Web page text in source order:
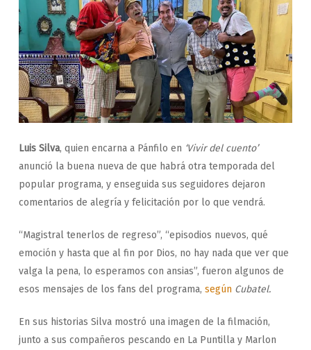
Luis Silva, quien encarna a Pánfilo en ‘Vivir del cuento’
anunció la buena nueva de que habrá otra temporada del
popular programa, y enseguida sus seguidores dejaron
comentarios de alegría y felicitación por lo que vendrá.
“Magistral tenerlos de regreso”, “episodios nuevos, qué
emoción y hasta que al fin por Dios, no hay nada que ver que
valga la pena, lo esperamos con ansias”, fueron algunos de
esos mensajes de los fans del programa, según Cubatel.
En sus historias Silva mostró una imagen de la filmación,
junto a sus compañeros pescando en La Puntilla y Marlon